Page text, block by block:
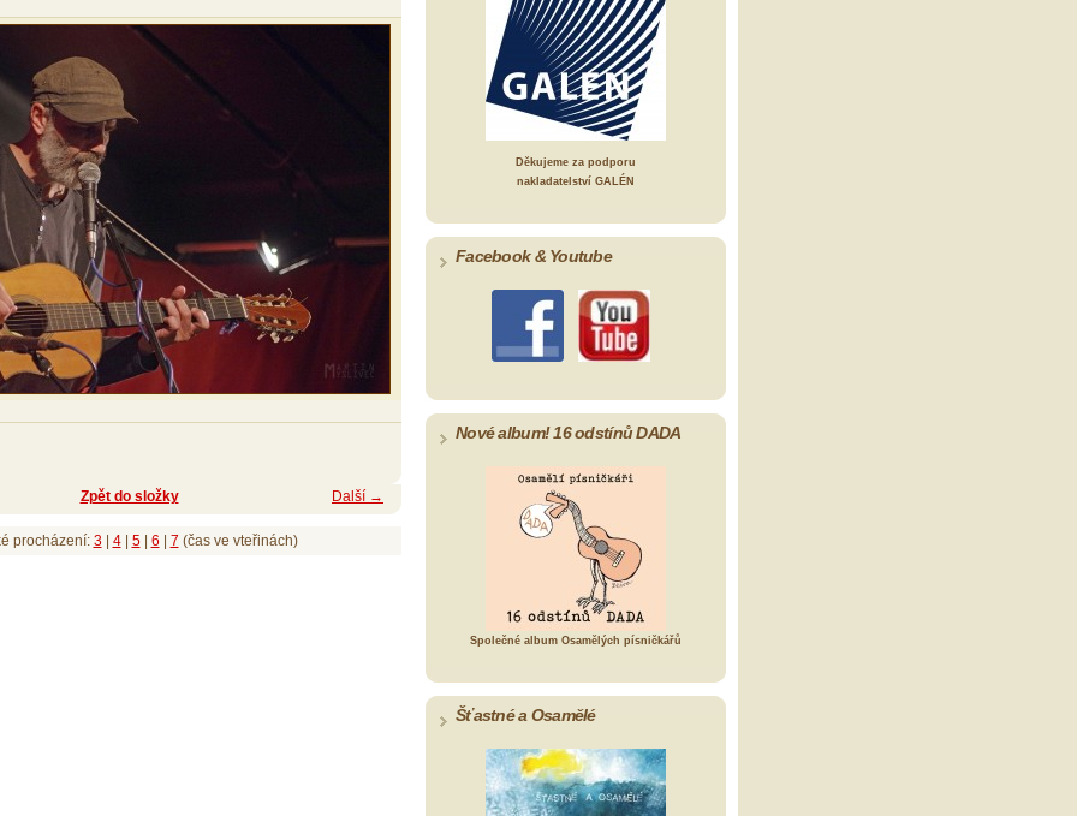
Další →
Zpět do složky
procházení: 3| 4| 5| 6 7 (čas ve vteřinách)
Děkujeme za podporu
nakladatelství GALÉN
Facebook & Youtube
Nové album! 16 odstínů DADA
Společné album Osamělých písničkářů
Šťastné a Osamělé